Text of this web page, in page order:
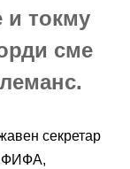
и токму
сме
секретар
ФИФА,